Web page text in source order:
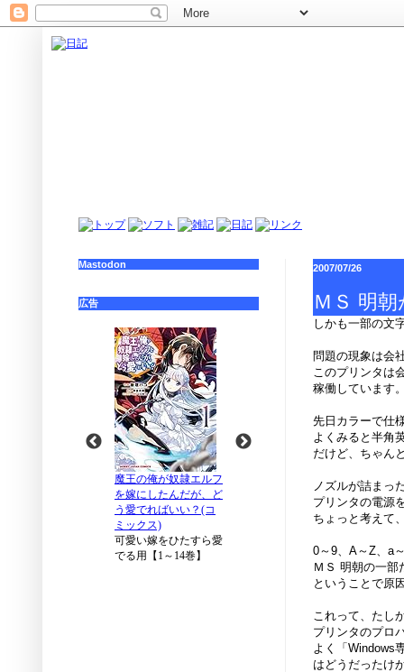
2007/07/26
ＭＳ 明朝
しかも一部の文
問題の現象は会
このプリンタは
稼働しています。
先日カラーで仕
よくみると半角
だけど、ちゃん
ノズルが詰まっ
プリンタの電源
ちょっと考えて
0～9、A～Z、a
ＭＳ 明朝の一部
ということで原
これって、たし
プリンタのプロ
よく「Windows
はどうだったけ
Mastodon
広告